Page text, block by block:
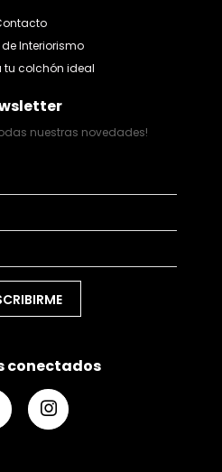
Interiorismo
tu colchón ideal
nuestras novedades!
conectados
